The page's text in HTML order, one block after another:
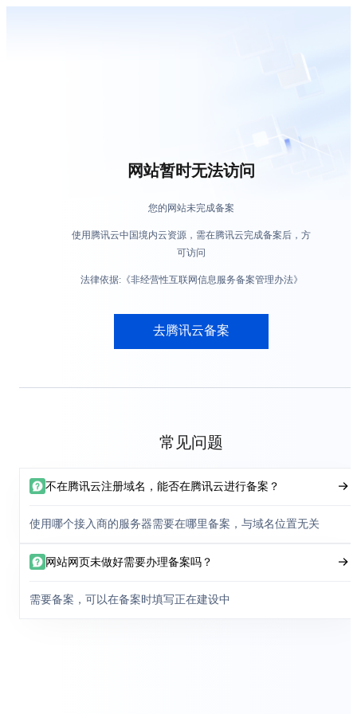
网站暂时无法访问
您的网站未完成备案
使用腾讯云中国境内云资源，需在腾讯云完成备案后，方
可访问
法律依据:《非经营性互联网信息服务备案管理办法》
去腾讯云备案
常见问题
不在腾讯云注册域名，能否在腾讯云进行备案？
使用哪个接入商的服务器需要在哪里备案，与域名位置无关
网站网页未做好需要办理备案吗？
需要备案，可以在备案时填写正在建设中